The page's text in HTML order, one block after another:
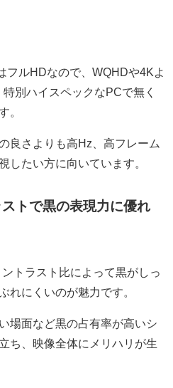
フルHDなので、WQHDや4Kよ
別ハイスペックなPCで無く
。
良さよりも高Hz、高フレーム
したい方に向いています。
トで黒の表現力に優れ
トラスト比によって黒がしっ
れにくいのが魅力です。
場面など黒の占有率が高いシ
ち、映像全体にメリハリが生